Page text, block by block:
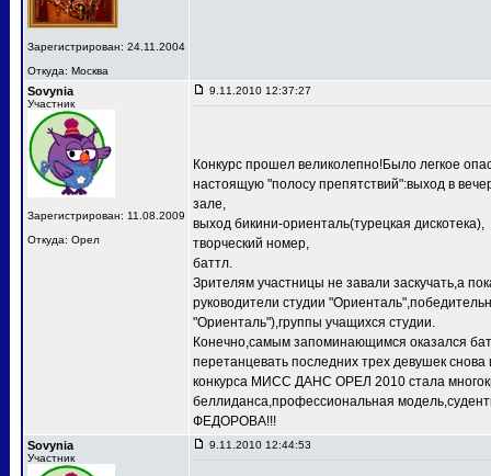
Зарегистрирован: 24.11.2004
Откуда: Москва
Sovynia
Участник
Зарегистрирован: 11.08.2009
Откуда: Орел
9.11.2010 12:37:27
Конкурс прошел великолепно!Было легкое
настоящую "полосу препятствий":выход в
зале,
выход бикини-ориенталь(турецкая дискотека),
творческий номер,
баттл.
Зрителям участницы не завали заскучать,а
руководители студии
"Ориенталь"),группы учащихся студии.
Конечно,самым запоминающимся оказался
перетанцевать последних трех девушек
конкурса МИСС ДАНС ОРЕЛ 2010 стала
беллиданса,профессиональная
ФЕДОРОВА!!!
Sovynia
Участник
9.11.2010 12:44:53